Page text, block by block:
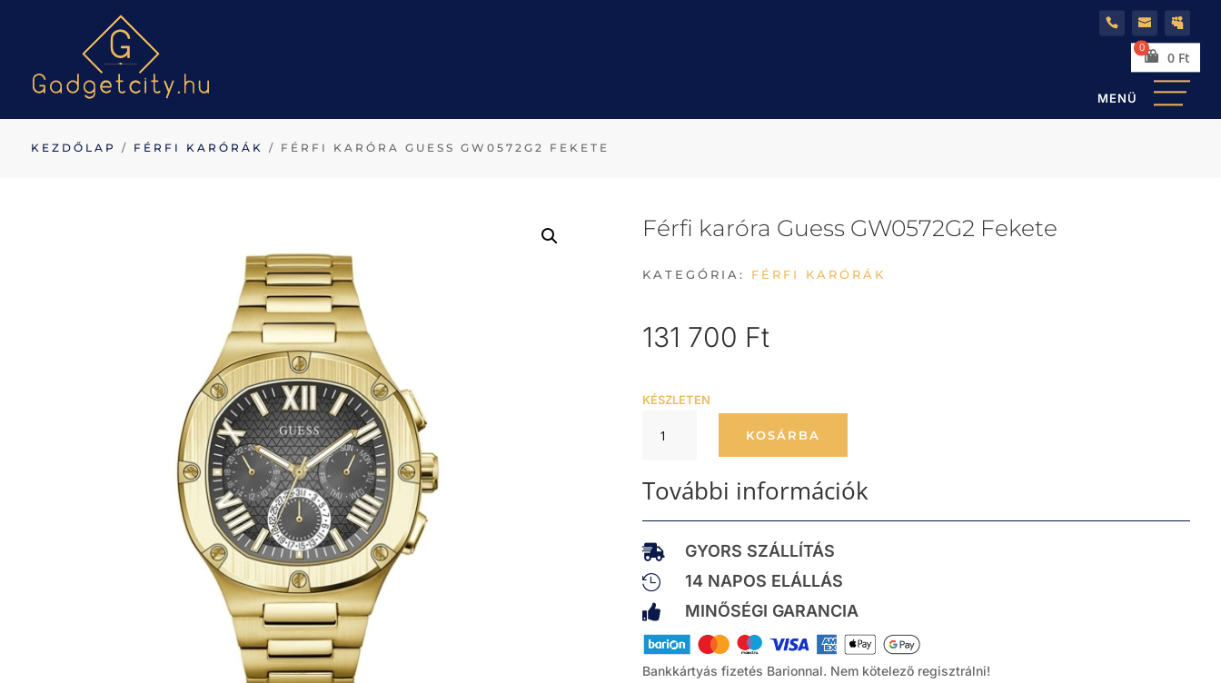
0 Ft
KEZDŐLAP / FÉRFI KARÓRÁK / FÉRFI KARÓRA GUESS GW0572G2 FEKETE
Férfi karóra Guess GW0572G2 Fekete
KATEGÓRIA: FÉRFI KARÓRÁK
131 700 Ft
KÉSZLETEN
karóra
GW0572G2
Fekete
mennyiség
KOSÁRBA
További információk
 GYORS SZÁLLÍTÁS

14 NAPOS ELÁLLÁS

MINŐSÉGI GARANCIA
Bankkártyás fizetés Barionnal. Nem kötelező regisztrálni!